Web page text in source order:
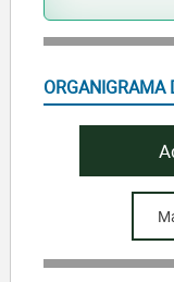
ORGANIGRAMA